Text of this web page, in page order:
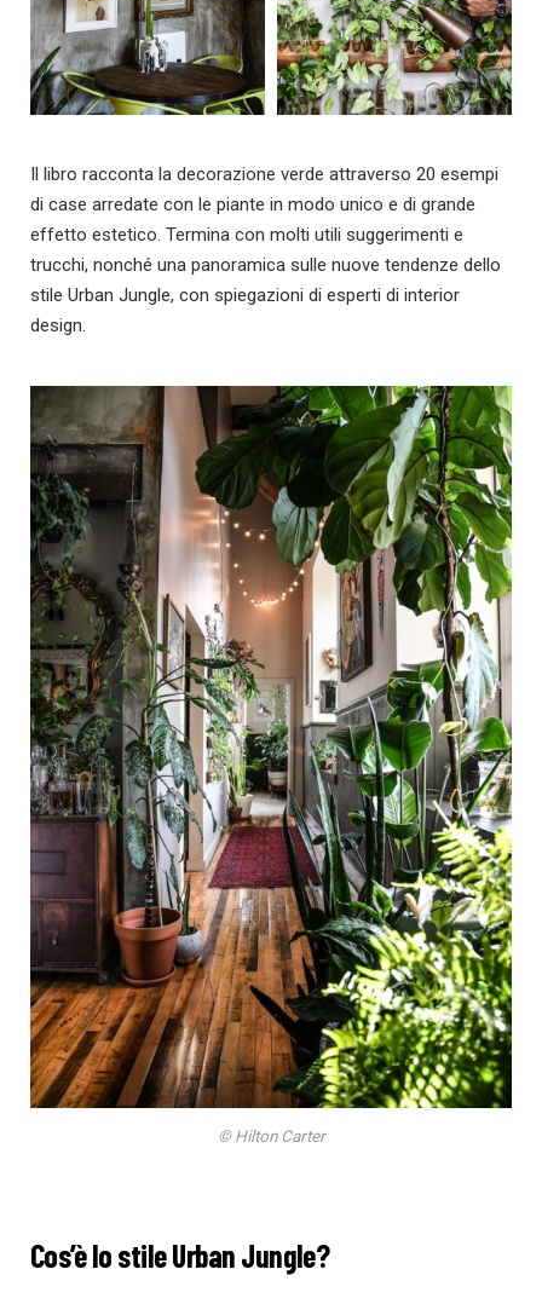
Il libro racconta la decorazione verde attraverso 20 esempi
di case arredate con le piante in modo unico e di grande
effetto estetico. Termina con molti utili suggerimenti e
trucchi, nonché una panoramica sulle nuove tendenze dello
stile Urban Jungle, con spiegazioni di esperti di interior
design.
© Hilton Carter
Cos’è lo stile Urban Jungle?